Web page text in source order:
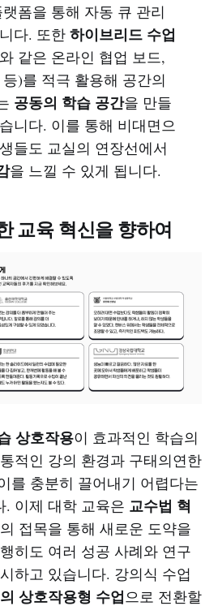
폼을 통해 자동 큐 관리
다. 또한 하이브리드 수업
같은 온라인 협업 보드,
)를 적극 활용해 공간의
공동의 학습 공간을 만들
니다. 이를 통해 비대면으
들도 교실의 연장선에서
을 느낄 수 있게 됩니다.
교육 혁신을 향하여
상호작용이 효과적인 학습의
적인 강의 환경과 구태의연한
를 충분히 끌어내기 어렵다는
. 이제 대학 교육은 교수법 혁
의 접목을 통해 새로운 도약을
히도 여러 성공 사례와 연구
하고 있습니다. 강의식 수업
상호작용형 수업으로 전환할